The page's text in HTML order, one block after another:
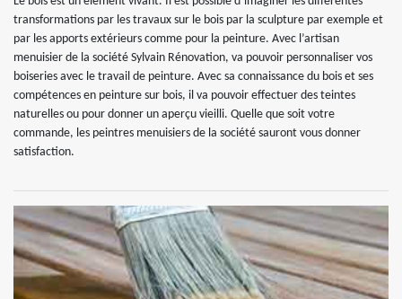
transformations par les travaux sur le bois par la sculpture par exemple et
par les apports extérieurs comme pour la peinture. Avec l’artisan
menuisier de la société Sylvain Rénovation, va pouvoir personnaliser vos
boiseries avec le travail de peinture. Avec sa connaissance du bois et ses
compétences en peinture sur bois, il va pouvoir effectuer des teintes
naturelles ou pour donner un aperçu vieilli. Quelle que soit votre
commande, les peintres menuisiers de la société sauront vous donner
satisfaction.